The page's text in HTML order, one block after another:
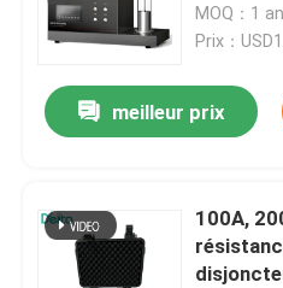
À la maison
Vidéos
MOQ：1
Prix：
meilleur prix
100A,